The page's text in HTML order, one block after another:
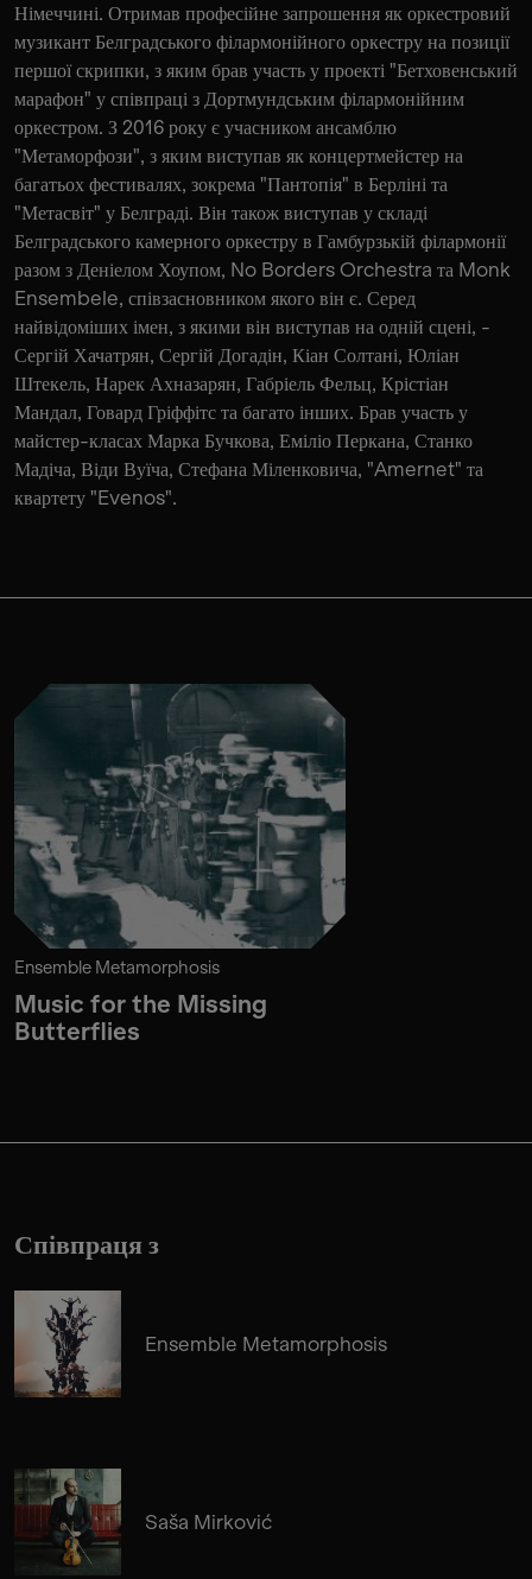
Німеччині. Отримав професійне запрошення як оркестровий
музикант Белградського філармонійного оркестру на позиції
першої скрипки, з яким брав участь у проекті "Бетховенський
марафон" у співпраці з Дортмундським філармонійним
оркестром. З 2016 року є учасником ансамблю
"Метаморфози", з яким виступав як концертмейстер на
багатьох фестивалях, зокрема "Пантопія" в Берліні та
"Метасвіт" у Белграді. Він також виступав у складі
Белградського камерного оркестру в Гамбурзькій філармонії
разом з Деніелом Хоупом, No Borders Orchestra та Monk
Ensembele, співзасновником якого він є. Серед
найвідоміших імен, з якими він виступав на одній сцені, -
Сергій Хачатрян, Сергій Догадін, Кіан Солтані, Юліан
Штекель, Нарек Ахназарян, Габріель Фельц, Крістіан
Мандал, Говард Гріффітс та багато інших. Брав участь у
майстер-класах Марка Бучкова, Еміліо Перкана, Станко
Мадіча, Віди Вуїча, Стефана Міленковича, "Amernet" та
квартету "Evenos".
Ensemble Metamorphosis
Music for the Missing
Butterflies
Співпраця з
Ensemble Metamorphosis
Saša Mirković